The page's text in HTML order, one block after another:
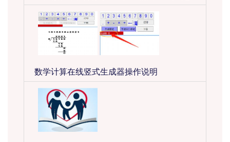
数学计算在线竖式生成器操作说明